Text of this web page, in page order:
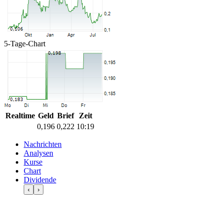
5-Tage-Chart
Realtime Geld Brief
Zeit
0,196 0,222 10:19
Nachrichten
Analysen
Kurse
Chart
Dividende
‹ ›